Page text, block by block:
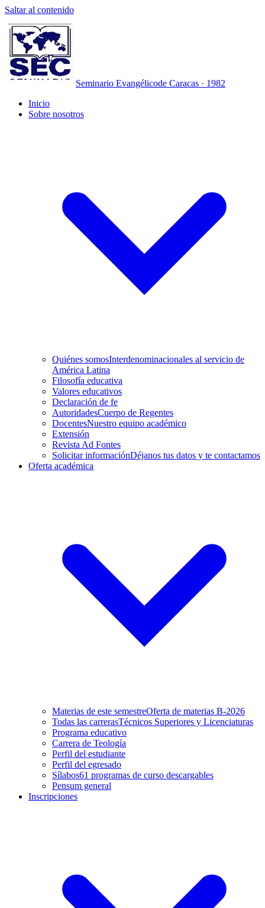
Saltar al contenido
Seminario Evangélicode Caracas · 1982
Inicio
Sobre nosotros
Quiénes somosInterdenominacionales al servicio de
América Latina
Filosofía educativa
Valores educativos
Declaración de fe
AutoridadesCuerpo de Regentes
DocentesNuestro equipo académico
Extensión
Revista Ad Fontes
Solicitar informaciónDéjanos tus datos y te contactamos
Oferta académica
Materias de este semestreOferta de materias B-2026
Todas las carrerasTécnicos Superiores y Licenciaturas
Programa educativo
Carrera de Teología
Perfil del estudiante
Perfil del egresado
Sílabos61 programas de curso descargables
Pensum general
Inscripciones